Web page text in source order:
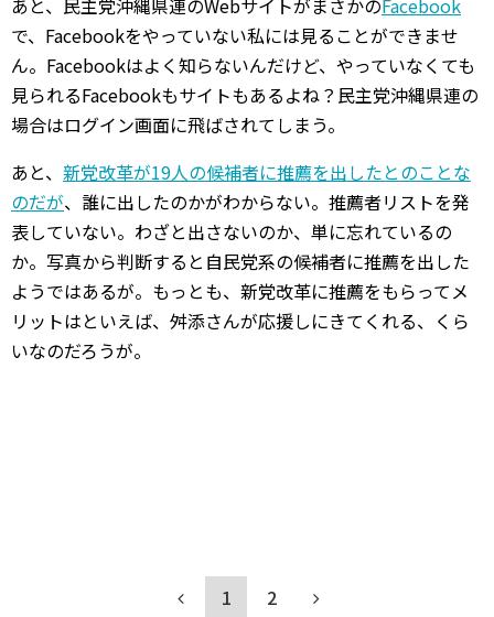
あと、民主党沖縄県連のWebサイトがまさかのFacebook
で、Facebookをやっていない私には見ることができませ
ん。Facebookはよく知らないんだけど、やっていなくても
見られるFacebookもサイトもあるよね？民主党沖縄県連の
場合はログイン画面に飛ばされてしまう。
あと、 新党改革が19人の候補者に推薦を出したとのことな
のだが、誰に出したのかがわからない。推薦者リストを発
表していない。わざと出さないのか、単に忘れているの
か。写真から判断すると自民党系の候補者に推薦を出した
ようではあるが。もっとも、新党改革に推薦をもらってメ
リットはといえば、舛添さんが応援しにきてくれる、くら
いなのだろうが。
1 2